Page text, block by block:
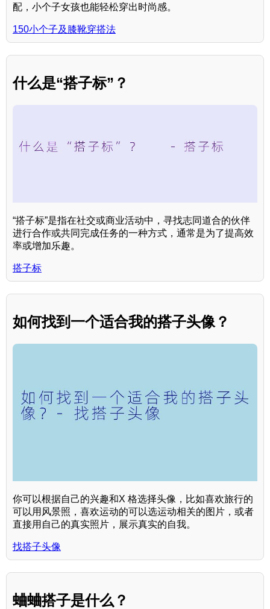
配，小个子女孩也能轻松穿出时尚感。
150小个子及膝靴穿搭法
什么是“搭子标”？
“搭子标”是指在社交或商业活动中，寻找志同道合的伙伴
进行合作或共同完成任务的一种方式，通常是为了提高效
率或增加乐趣。
搭子标
如何找到一个适合我的搭子头像？
你可以根据自己的兴趣和X 格选择头像，比如喜欢旅行的
可以用风景照，喜欢运动的可以选运动相关的图片，或者
直接用自己的真实照片，展示真实的自我。
找搭子头像
蛐蛐搭子是什么？